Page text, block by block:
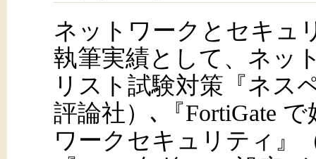
ネットワークとセキュ
執筆実績として、ネッ
リスト試験対策『ネス
評論社）､『FortiGate
ワークセキュリティ』